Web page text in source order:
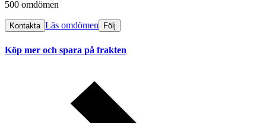
500 omdömen
Kontakta Läs omdömen Följ
Köp mer och spara på frakten